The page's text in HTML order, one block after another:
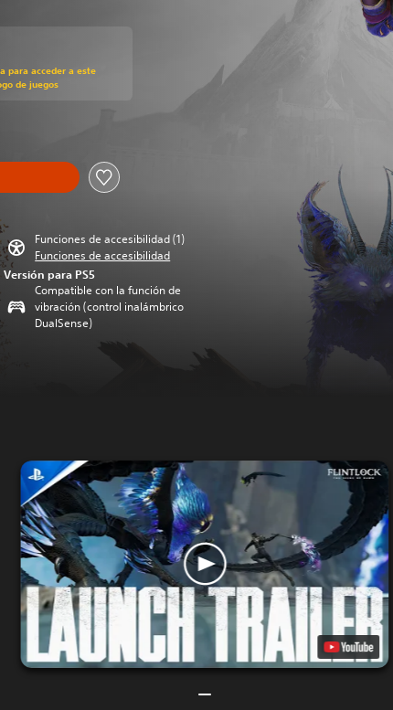
original de US$39.99
para acceder a este
de juegos
Funciones de accesibilidad (1)
Funciones de accesibilidad
Versión para PS5
Compatible con la función de
vibración (control inalámbrico
DualSense)